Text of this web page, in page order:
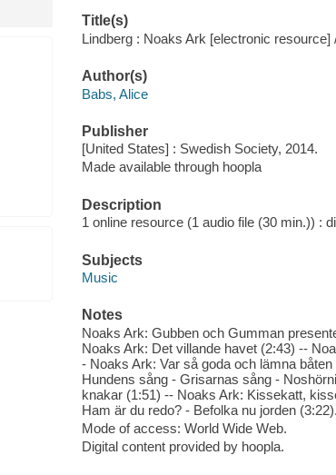
Title(s)
Lindberg : Noaks Ark [electronic resource]
Author(s)
Babs, Alice
Publisher
[United States] : Swedish Society, 2014.
Made available through hoopla
Description
1 online resource (1 audio file (30 min.)) :
Subjects
Music
Notes
Noaks Ark: Gubben och Gumman
Noaks Ark: Det villande havet (2:43) --
- Noaks Ark: Var så goda och lämna
Hundens sång - Grisarnas sång -
knakar (1:51) -- Noaks Ark: Kissekatt,
Ham är du redo? - Befolka nu jorden (3:22).
Mode of access: World Wide Web.
Digital content provided by hoopla.